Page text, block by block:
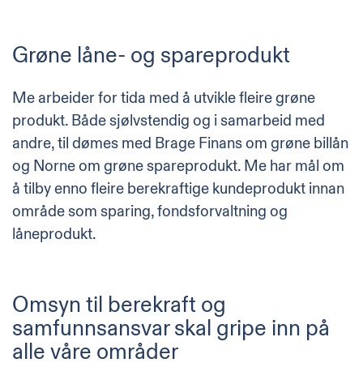
Grøne låne- og spareprodukt
Me arbeider for tida med å utvikle fleire grøne
produkt. Både sjølvstendig og i samarbeid med
andre, til dømes med Brage Finans om grøne billån
og Norne om grøne spareprodukt. Me har mål om
å tilby enno fleire berekraftige kundeprodukt innan
område som sparing, fondsforvaltning og
låneprodukt.
Omsyn til berekraft og
samfunnsansvar skal gripe inn på
alle våre områder